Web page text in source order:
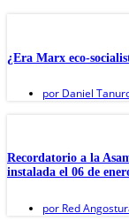
¿Era Marx eco-
por Daniel
Recordatorio a la
instalada el 06 de
por Red